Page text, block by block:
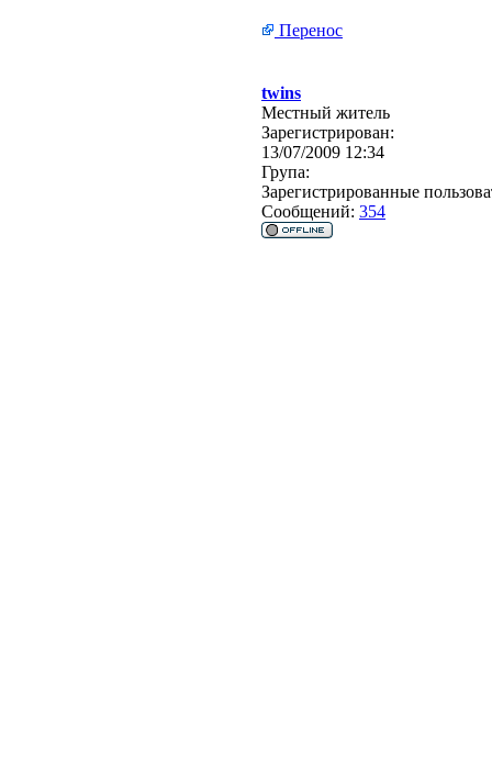
Перенос
twins
Местный житель
Зарегистрирован:
13/07/2009 12:34
Група:
Зарегистрированные
Сообщений: 354